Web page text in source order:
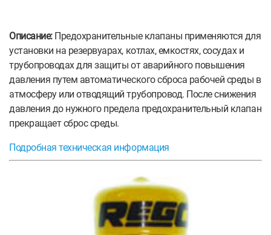
Описание:Предохранительные клапаны применяются для
установки на резервуарах, котлах, емкостях, сосудах и
трубопроводах для защиты от аварийного повышения
давления путем автоматического сброса рабочей среды в
атмосферу или отводящий трубопровод. После снижения
давления до нужного предела предохранительный клапан
прекращает сброс среды.
Подробная техническая информация